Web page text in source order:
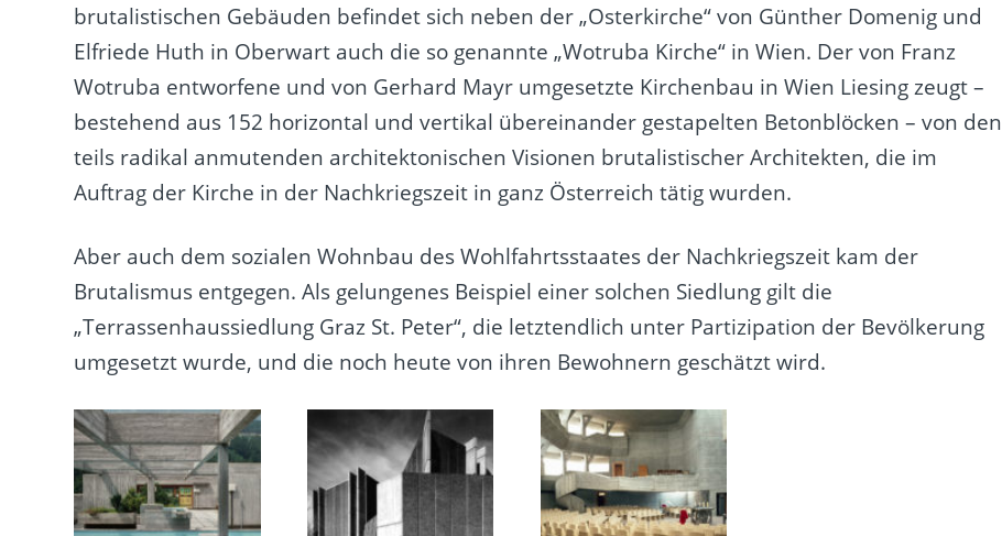
brutalistischen Gebäuden befindet sich neben der „Osterkirche“ von Günther Domenig und
Elfriede Huth in Oberwart auch die so genannte „Wotruba Kirche“ in Wien. Der von Franz
Wotruba entworfene und von Gerhard Mayr umgesetzte Kirchenbau in Wien Liesing zeugt –
bestehend aus 152 horizontal und vertikal übereinander gestapelten Betonblöcken – von den
teils radikal anmutenden architektonischen Visionen brutalistischer Architekten, die im
Auftrag der Kirche in der Nachkriegszeit in ganz Österreich tätig wurden.
Aber auch dem sozialen Wohnbau des Wohlfahrtsstaates der Nachkriegszeit kam der
Brutalismus entgegen. Als gelungenes Beispiel einer solchen Siedlung gilt die
„Terrassenhaussiedlung Graz St. Peter“, die letztendlich unter Partizipation der Bevölkerung
umgesetzt wurde, und die noch heute von ihren Bewohnern geschätzt wird.